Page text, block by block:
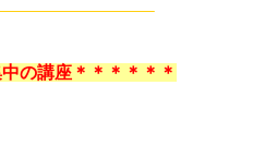
の講座＊＊＊＊＊＊